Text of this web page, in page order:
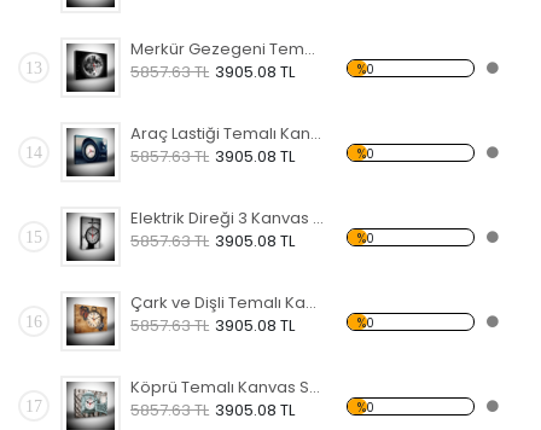
13
Merkür Gezegeni Temalı Kanvas Saat
5857.63 TL 3905.08 TL %0
14
Araç Lastiği Temalı Kanvas Saat
5857.63 TL 3905.08 TL %0
15
Elektrik Direği 3 Kanvas Saat
5857.63 TL 3905.08 TL %0
16
Çark ve Dişli Temalı Kanvas Saat
5857.63 TL 3905.08 TL %0
17
Köprü Temalı Kanvas Saat
5857.63 TL 3905.08 TL %0